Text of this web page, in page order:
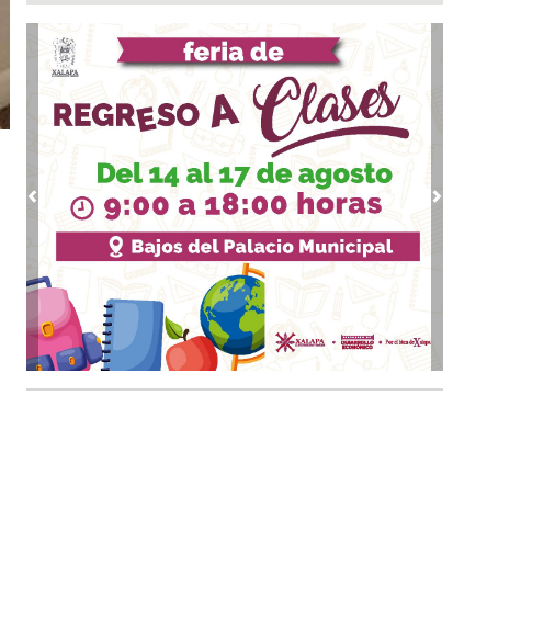
Boca del Río
Ago 08, 2026 / 16:53
Localizan una cartulina con mensajes
amenazantes en Papantla!!!
Ago 08, 2026 / 16:45
La ciudad de Veracruz se suma a la Jornada
Nacional de Reforestación 2026
Ago 08, 2026 / 16:34
¿Con o sin espuma?
Ago 08, 2026 / 16:33
Control y confianza:la prueba de la seguridad
Ago 08, 2026 / 15:34
Resguarda Ayuntamiento de Veracruz a canino
en situación de riesgo en zona norte de la ciudad
Previous Next